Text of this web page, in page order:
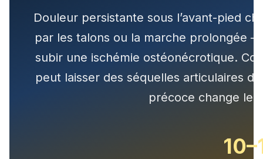
Douleur persistante sous l’avant-pied
par les talons ou la marche prolongée
subir une ischémie ostéonécrotique.
peut laisser des séquelles articulaires
précoce change le